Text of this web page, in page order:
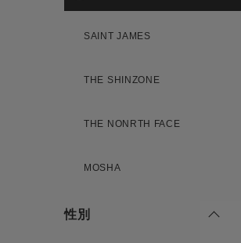
お気に入りア
新規会員登録
SAINT JAMES
THE SHINZONE
THE NONRTH FACE
MOSHA
性別